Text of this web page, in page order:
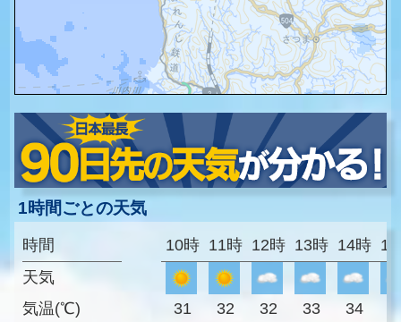
1時間ごとの天気
時間
天気
気温(℃)
10時 11時 12時 13時 14時
31 32 32 33 34